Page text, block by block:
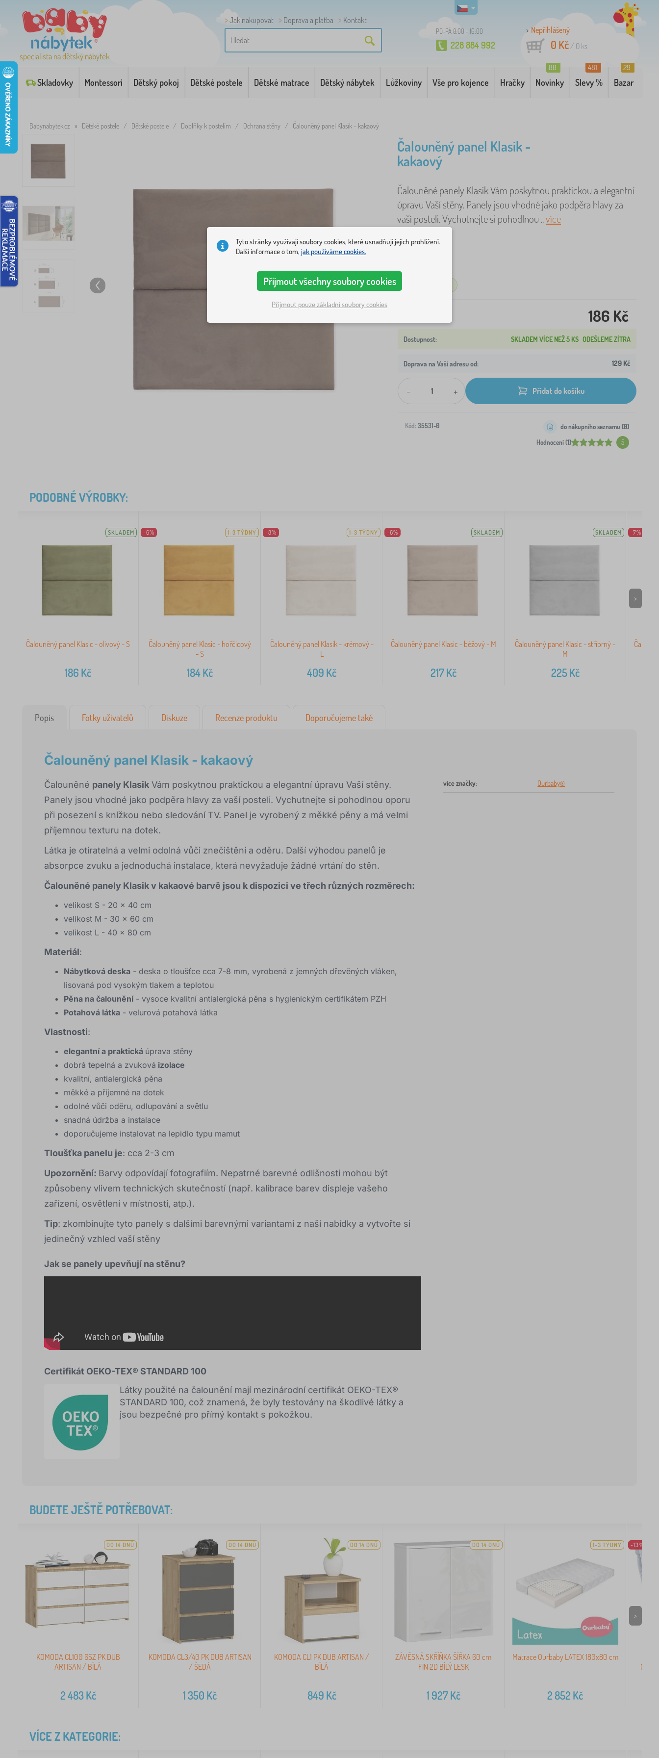
specialista na dětský nábytek
Jak nakupovat Doprava a platba Kontakt
PO-PÁ 8:00 - 16:00
228 884 992
Nepřihlášený
0 Kč/ 0 ks
Skladovky Montessori Dětský pokoj Dětské postele Dětské matrace Dětský nábytek Lůžkoviny Vše pro kojence Hračky Novinky
88
Slevy %
481
Bazar
29
Babynabytek.cz » Dětské postele / Dětské postele / Doplňky k postelím / Ochrana stěny / Čalouněný panel Klasik - kakaový
Čalouněný panel Klasik -
kakaový
Čalouněné panely Klasik Vám poskytnou praktickou a elegantní
úpravu Vaší stěny. Panely jsou vhodné jako podpěra hlavy za
vaší posteli. Vychutnejte si pohodlnou ..více
ROZMĚR
186 Kč
SKLADEM VÍCE NEŽ 5 KS ODEŠLEME ZÍTRA
Doprava na Vaši adresu od: 129 Kč
- + Přidat do košíku
Kód: 35531-0
Hodnocení (1) 5
do nákupního seznamu (0)
PODOBNÉ VÝROBKY:
SKLADEM
Čalouněný panel Klasic - olivový - S
186 Kč
-6% 1-3 TÝDNY
Čalouněný panel Klasic - hořčicový
- S
184Kč
-8% 1-3 TÝDNY
Čalouněný panel Klasik - krémový -
L
409 Kč
-6% SKLADEM
Čalouněný panel Klasic - béžový - M
217Kč
SKLADEM
Čalouněný panel Klasic - stříbrný -
M
225Kč
-7%
>
Popis Fotky uživatelů Diskuze Recenze produktu Doporučujeme také
Čalouněný panel Klasik - kakaový
Čalouněné panely Klasik Vám poskytnou praktickou a elegantní úpravu Vaší stěny.
Panely jsou vhodné jako podpěra hlavy za vaší posteli. Vychutnejte si pohodlnou oporu
při posezení s knížkou nebo sledování TV. Panel je vyrobený z měkké pěny a má velmi
příjemnou texturu na dotek.
Látka je otíratelná a velmi odolná vůči znečištění a oděru. Další výhodou panelů je
absorpce zvuku a jednoduchá instalace, která nevyžaduje žádné vrtání do stěn.
Čalouněné panely Klasik v kakaové barvě jsou k dispozici ve třech různých rozměrech:
velikost S - 20 x 40 cm
velikost M - 30 x 60 cm
velikost L - 40 x 80 cm
Materiál:
Nábytková deska - deska o tloušťce cca 7-8 mm, vyrobená z jemných dřevěných vláken,
lisovaná pod vysokým tlakem a teplotou
Pěna na čalounění - vysoce kvalitní antialergická pěna s hygienickým certifikátem PZH
Potahová látka - velurová potahová látka
Vlastnosti:
elegantní a praktická úprava stěny
dobrá tepelná a zvuková izolace
kvalitní, antialergická pěna
měkké a příjemné na dotek
odolné vůči oděru, odlupování a světlu
snadná údržba a instalace
doporučujeme instalovat na lepidlo typu mamut
Tloušťka panelu je: cca 2-3 cm
Upozornění: Barvy odpovídají fotografiím. Nepatrné barevné odlišnosti mohou být
způsobeny vlivem technických skutečností (např. kalibrace barev displeje vašeho
zařízení, osvětlení v místnosti, atp.).
Tip: zkombinujte tyto panely s dalšími barevnými variantami z naší nabídky a vytvořte si
jedinečný vzhled vaší stěny
Jak se panely upevňují na stěnu?
Certifikát OEKO-TEX® STANDARD 100
Látky použité na čalounění mají mezinárodní certifikát OEKO-TEX®
STANDARD 100, což znamená, že byly testovány na škodlivé látky a
jsou bezpečné pro přímý kontakt s pokožkou.
více značky: Ourbaby®
BUDETE JEŠTĚ POTŘEBOVAT:
DO 14 DNŮ
KOMODA CL100 6SZ PK DUB
ARTISAN / BÍLÁ
2 483Kč
DO 14 DNŮ
KOMODA CL3/40 PK DUB ARTISAN
/ ŠEDÁ
1 350 Kč
DO 14 DNŮ
KOMODA CL1 PK DUB ARTISAN /
BÍLÁ
849 Kč
DO 14 DNŮ
ZÁVĚSNÁ SKŘÍŇKA ŠÍŘKA 60 cm
FIN 2D BÍLÝ LESK
1 927Kč
1-3 TÝDNY
Matrace Ourbaby LATEX 180x80 cm
2 852 Kč
-13%
>
VÍCE Z KATEGORIE:
Tyto stránky využívají soubory cookies, které usnadňují jejich prohlížení.
Další informace o tom, jak používáme cookies.
Přijmout všechny soubory cookies
Přijmout pouze základní soubory cookies